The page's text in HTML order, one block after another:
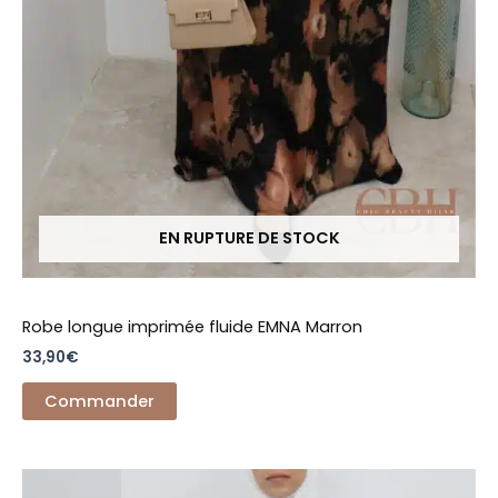
EN RUPTURE DE STOCK
Robe longue imprimée fluide EMNA Marron
33,90€
Commander